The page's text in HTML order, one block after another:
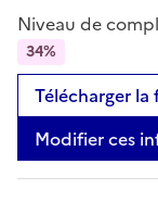
Niveau de
34%
Télécharger la
Modifier ces